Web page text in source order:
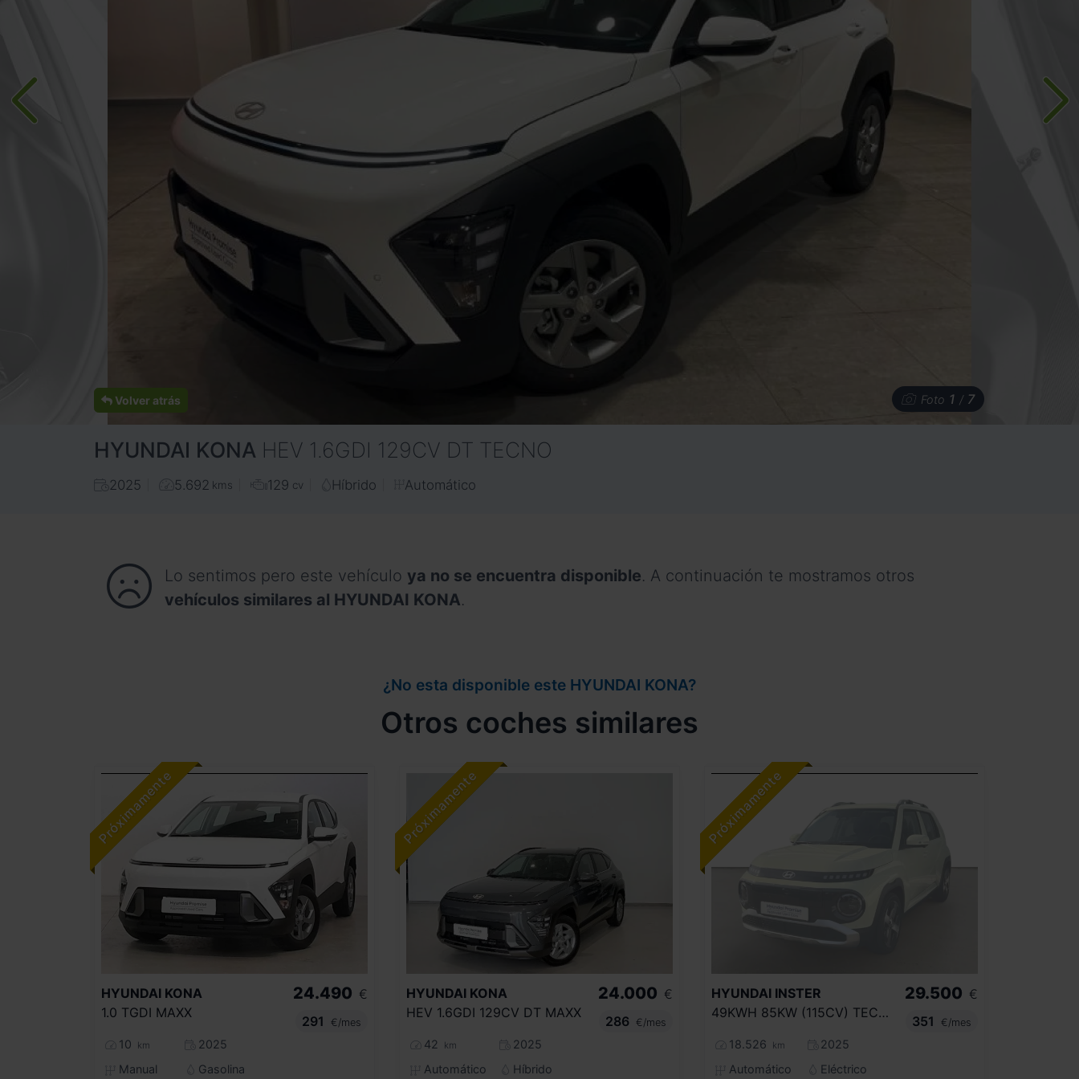
Volver atrás Foto 1 / 7
HYUNDAI KONA HEV 1.6GDI 129CV DT TECNO
2025 5.692 kms 129 cv Híbrido Automático
Lo sentimos pero este vehículo ya no se encuentra disponible. A continuación te mostramos otros
vehículos similares al HYUNDAI KONA.
¿No esta disponible este HYUNDAI KONA?
Otros coches similares
HYUNDAI KONA
1.0 TGDI MAXX
10 km
2025
Manual
Gasolina
24.490 €
291
€/mes
HYUNDAI KONA
HEV 1.6GDI 129CV DT MAXX
42 km
2025
Automático
Híbrido
24.000 €
286
€/mes
HYUNDAI INSTER
49KWH 85KW (115CV) TECNO
18.526 km
2025
Automático
Eléctrico
29.500 €
351
€/mes